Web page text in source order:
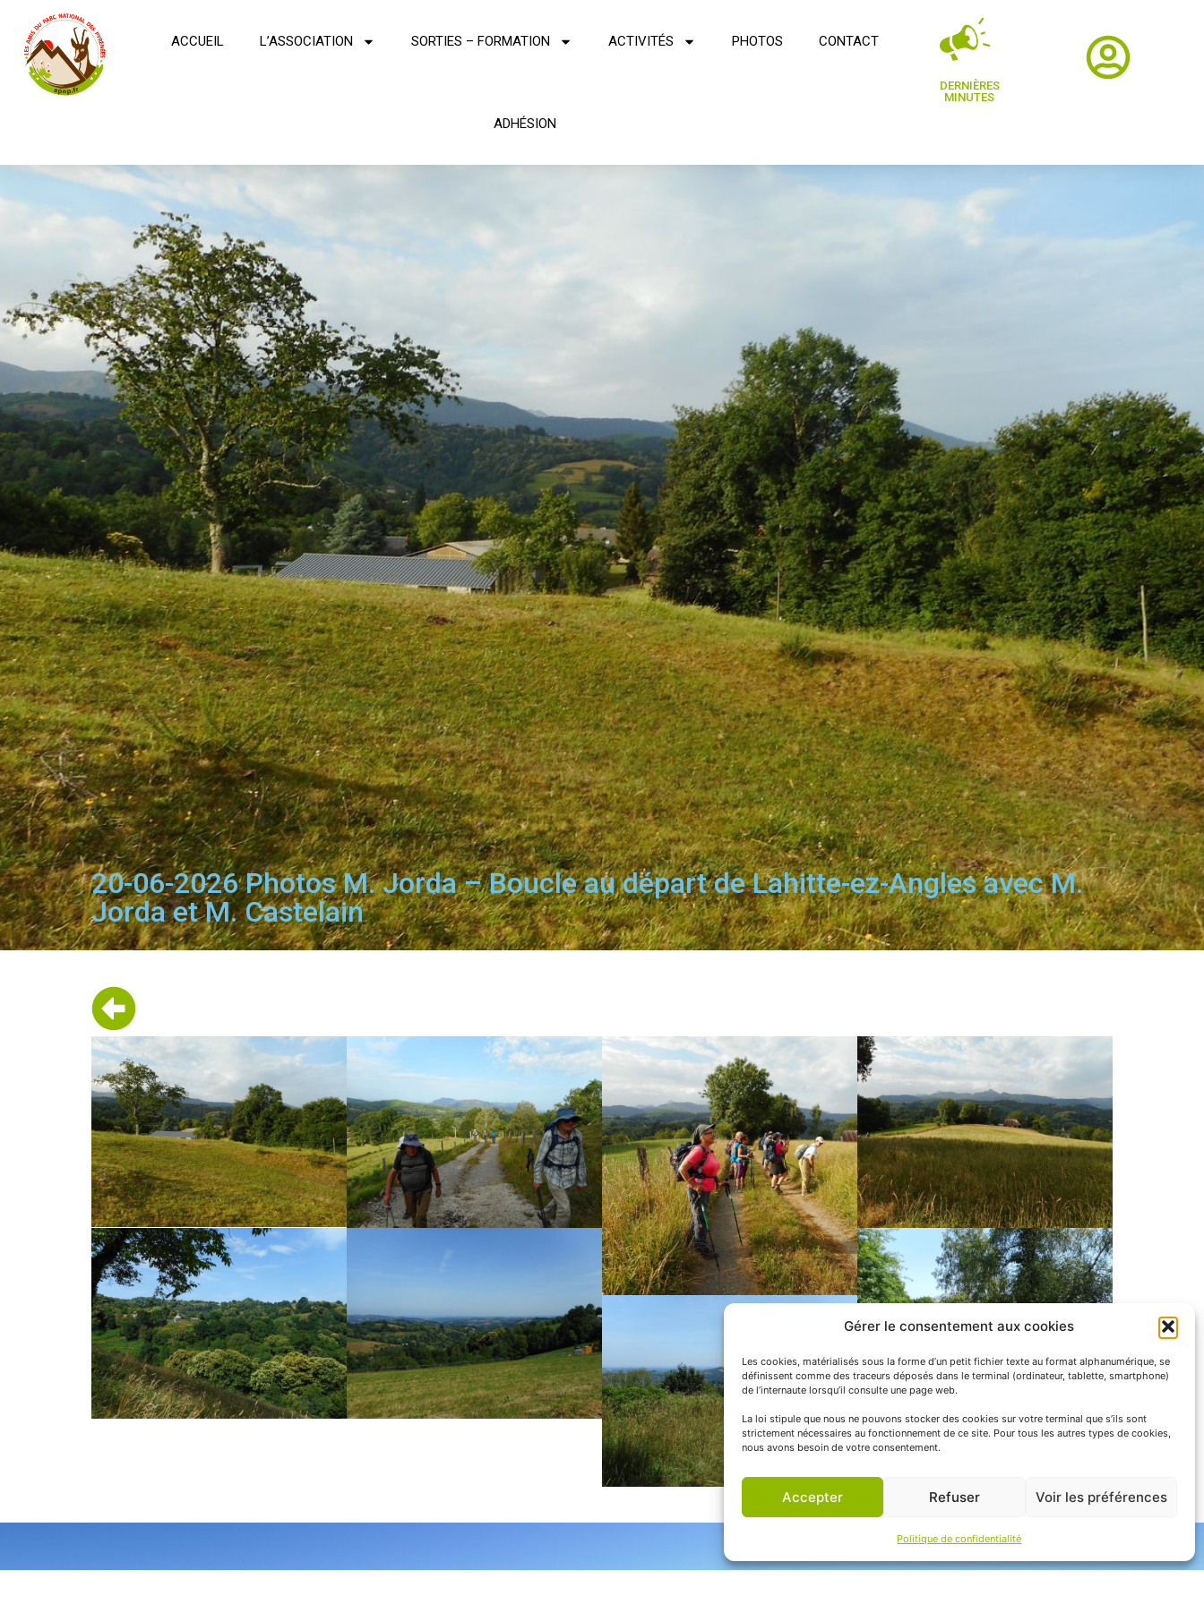
Gérer le consentement aux cookies
Les cookies, matérialisés sous la forme d’un petit fichier texte au format alphanumérique, se
définissent comme des traceurs déposés dans le terminal (ordinateur, tablette, smartphone)
de l’internaute lorsqu’il consulte une page web.
La loi stipule que nous ne pouvons stocker des cookies sur votre terminal que s’ils sont
strictement nécessaires au fonctionnement de ce site. Pour tous les autres types de cookies,
nous avons besoin de votre consentement.
Accepter Refuser Voir les préférences
Politique de confidentialité
ACCUEIL L’ASSOCIATION SORTIES – FORMATION ACTIVITÉS PHOTOS CONTACT
ADHÉSION
DERNIÈRES
MINUTES
20-06-2026 Photos M. Jorda – Boucle au départ de Lahitte-ez-Angles avec M.
Jorda et M. Castelain